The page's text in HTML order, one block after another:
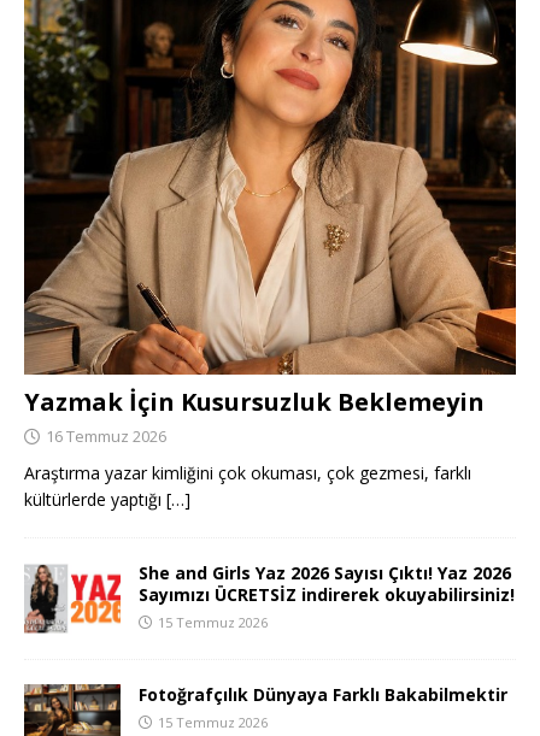
Yazmak İçin Kusursuzluk Beklemeyin
16 Temmuz 2026
Araştırma yazar kimliğini çok okuması, çok gezmesi, farklı
kültürlerde yaptığı […]
She and Girls Yaz 2026 Sayısı Çıktı! Yaz 2026
Sayımızı ÜCRETSİZ indirerek okuyabilirsiniz!
15 Temmuz 2026
Fotoğrafçılık Dünyaya Farklı Bakabilmektir
15 Temmuz 2026